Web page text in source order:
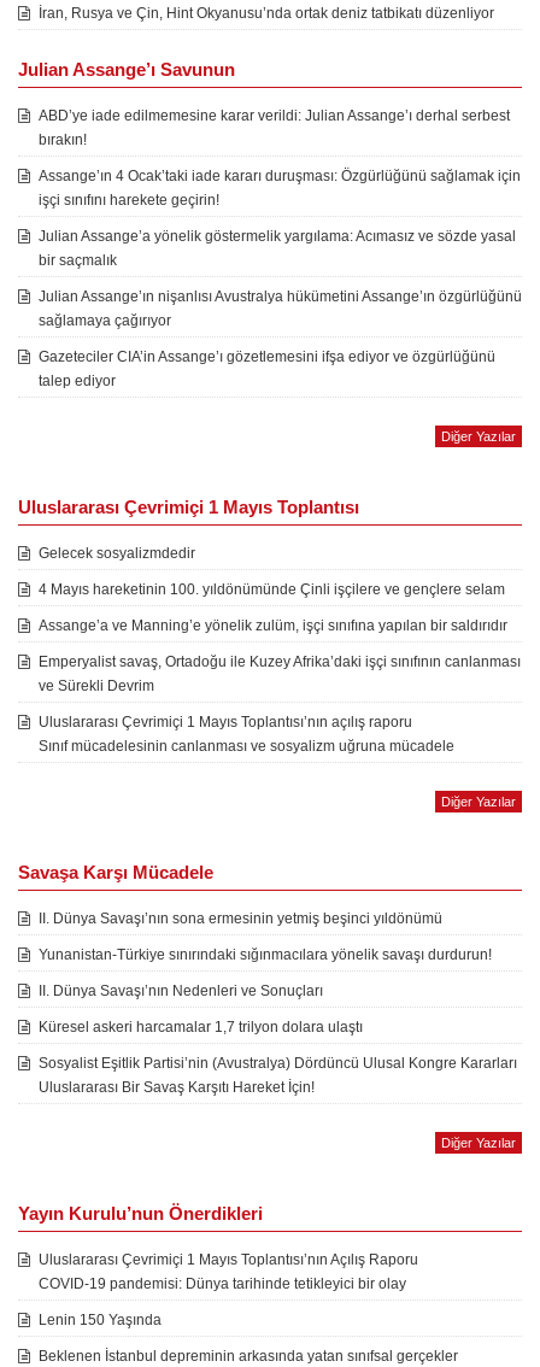
İran, Rusya ve Çin, Hint Okyanusu’nda ortak deniz tatbikatı düzenliyor
Julian Assange’ı Savunun
ABD’ye iade edilmemesine karar verildi: Julian Assange’ı derhal serbest
bırakın!
Assange’ın 4 Ocak’taki iade kararı duruşması: Özgürlüğünü sağlamak için
işçi sınıfını harekete geçirin!
Julian Assange’a yönelik göstermelik yargılama: Acımasız ve sözde yasal
bir saçmalık
Julian Assange’ın nişanlısı Avustralya hükümetini Assange’ın özgürlüğünü
sağlamaya çağırıyor
Gazeteciler CIA’in Assange’ı gözetlemesini ifşa ediyor ve özgürlüğünü
talep ediyor
Diğer Yazılar
Uluslararası Çevrimiçi 1 Mayıs Toplantısı
Gelecek sosyalizmdedir
4 Mayıs hareketinin 100. yıldönümünde Çinli işçilere ve gençlere selam
Assange’a ve Manning’e yönelik zulüm, işçi sınıfına yapılan bir saldırıdır
Emperyalist savaş, Ortadoğu ile Kuzey Afrika’daki işçi sınıfının canlanması
ve Sürekli Devrim
Uluslararası Çevrimiçi 1 Mayıs Toplantısı’nın açılış raporu
Sınıf mücadelesinin canlanması ve sosyalizm uğruna mücadele
Diğer Yazılar
Savaşa Karşı Mücadele
II. Dünya Savaşı’nın sona ermesinin yetmiş beşinci yıldönümü
Yunanistan-Türkiye sınırındaki sığınmacılara yönelik savaşı durdurun!
II. Dünya Savaşı’nın Nedenleri ve Sonuçları
Küresel askeri harcamalar 1,7 trilyon dolara ulaştı
Sosyalist Eşitlik Partisi’nin (Avustralya) Dördüncü Ulusal Kongre Kararları
Uluslararası Bir Savaş Karşıtı Hareket İçin!
Diğer Yazılar
Yayın Kurulu’nun Önerdikleri
Uluslararası Çevrimiçi 1 Mayıs Toplantısı’nın Açılış Raporu
COVID-19 pandemisi: Dünya tarihinde tetikleyici bir olay
Lenin 150 Yaşında
Beklenen İstanbul depreminin arkasında yatan sınıfsal gerçekler